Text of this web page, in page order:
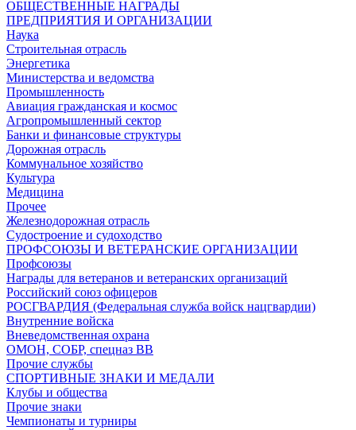
ОБЩЕСТВЕННЫЕ НАГРАДЫ
ПРЕДПРИЯТИЯ И ОРГАНИЗАЦИИ
Наука
Строительная отрасль
Энергетика
Министерства и ведомства
Промышленность
Авиация гражданская и космос
Агропромышленный сектор
Банки и финансовые структуры
Дорожная отрасль
Коммунальное хозяйство
Культура
Медицина
Прочее
Железнодорожная отрасль
Судостроение и судоходство
ПРОФСОЮЗЫ И ВЕТЕРАНСКИЕ ОРГАНИЗАЦИИ
Профсоюзы
Награды для ветеранов и ветеранских организаций
Российский союз офицеров
РОСГВАРДИЯ (Федеральная служба войск нацгвардии)
Внутренние войска
Вневедомственная охрана
ОМОН, СОБР, спецназ ВВ
Прочие службы
СПОРТИВНЫЕ ЗНАКИ И МЕДАЛИ
Клубы и общества
Прочие знаки
Чемпионаты и турниры